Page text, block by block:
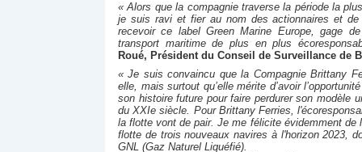
« Alors que la compagnie traverse la période la
je suis ravi et fier au nom des actionnaires et de
recevoir ce label Green Marine Europe, gage
transport maritime de plus en plus
Roué, Président du Conseil de Surveillance de
« Je suis convaincu que la Compagnie Brittany
elle, mais surtout qu’elle mérite d’avoir
son histoire future pour faire perdurer son modèle
du XXIe siècle. Pour Brittany Ferries,
la flotte vont de pair. Je me félicite évidemment de
flotte de trois nouveaux navires à l'horizon 2023,
GNL (Gaz Naturel Liquéfié).